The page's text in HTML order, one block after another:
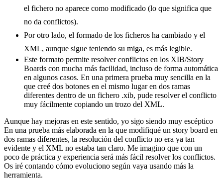
el fichero no aparece como modificado (lo que significa que
no da conflictos).
Por otro lado, el formado de los ficheros ha cambiado y el
XML, aunque sigue teniendo su miga, es más legible.
Este formato permite resolver conflictos en los XIB/Story
Boards con mucha más facilidad, incluso de forma automática
en algunos casos. En una primera prueba muy sencilla en la
que creé dos botones en el mismo lugar en dos ramas
diferentes dentro de un fichero .xib, pude resolver el conflicto
muy fácilmente copiando un trozo del XML.
Aunque hay mejoras en este sentido, yo sigo siendo muy escéptico
En una prueba más elaborada en la que modifiqué un story board en
dos ramas diferentes, la resolución del conflicto no era ya tan
evidente y el XML no estaba tan claro. Me imagino que con un
poco de práctica y experiencia será más fácil resolver los conflictos.
Os iré contando cómo evoluciono según vaya usando más la
herramienta.